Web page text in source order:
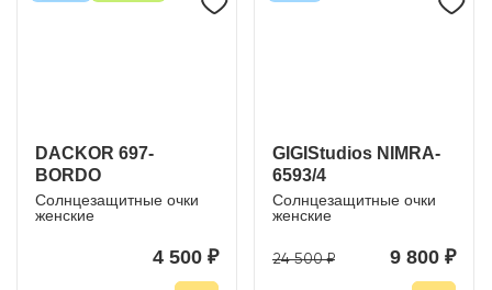
DACKOR 697-
BORDO
Солнцезащитные очки
женские
4 500 ₽
GIGIStudios NIMRA-
6593/4
Солнцезащитные очки
женские
9 800 ₽
24 500 ₽